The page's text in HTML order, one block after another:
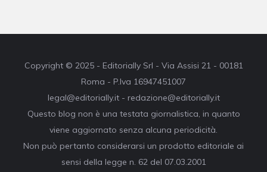
Copyright © 2025 - Editorially Srl - Via Assisi 21 - 00181
Roma - P.Iva 16947451007
legal@editorially.it - redazione@editorially.it
Questo blog non è una testata giornalistica, in quanto
viene aggiornato senza alcuna periodicità.
Non può pertanto considerarsi un prodotto editoriale ai
sensi della legge n. 62 del 07.03.2001